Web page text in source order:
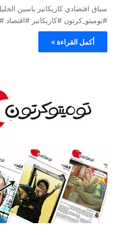
#توميتو_كرتون #كاريكاتير #اقتصاد
أكمل القراءة »